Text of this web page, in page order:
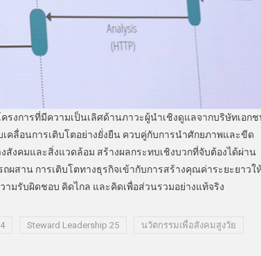
รงการที่มีความเป็นเลิศด้านภาวะผู้นำเชิงดูแลจากบริษัทเอก
ลื่อนการเติบโตอย่างยั่งยืน ควบคู่กับการนำศักยภาพและขีด
งคมและสิ่งแวดล้อม สร้างผลกระทบเชิงบวกที่จับต้องได้ผ่าน
สาน การเติบโตทางธุรกิจเข้ากับการสร้างคุณค่าระยะยาวใ
มรับผิดชอบ คิดไกล และคิดเพื่อส่วนรวมอย่างแท้จริง
Steward Leadership 25
นวัตกรรมเพื่อสังคมสูงวัย